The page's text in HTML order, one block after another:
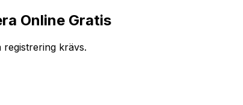
Online Gratis
krävs.